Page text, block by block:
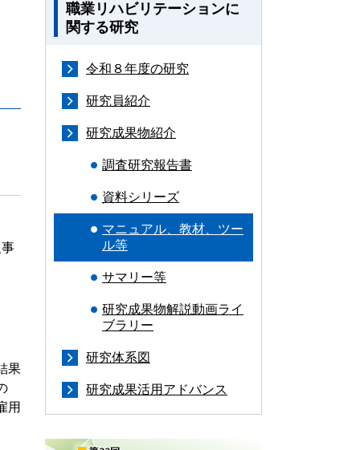
果
用
職業リハビリテーションに
関する研究
令和８年度の研究
研究員紹介
研究成果物紹介
調査研究報告書
資料シリーズ
マニュアル、教材、ツー
ル等
サマリー等
研究成果物解説動画ライ
ブラリー
研究体系図
研究成果活用アドバンス